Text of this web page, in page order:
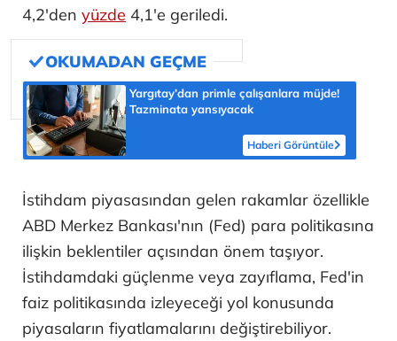
4,2'den yüzde 4,1'e geriledi.
Yargıtay’dan primle çalışanlara müjde!
Tazminata yansıyacak
Haberi Görüntüle
İstihdam piyasasından gelen rakamlar özellikle
ABD Merkez Bankası'nın (Fed) para politikasına
ilişkin beklentiler açısından önem taşıyor.
İstihdamdaki güçlenme veya zayıflama, Fed'in
faiz politikasında izleyeceği yol konusunda
piyasaların fiyatlamalarını değiştirebiliyor.